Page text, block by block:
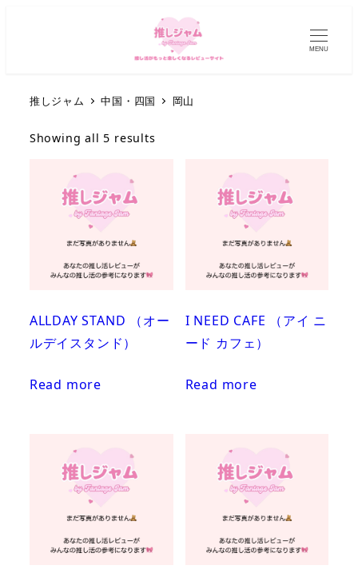
MENU
推しジャム 中国・四国 岡山
Showing all 5 results
ALLDAY STAND （オー
ルデイスタンド）
Read more
I NEED CAFE （アイ ニ
ード カフェ）
Read more